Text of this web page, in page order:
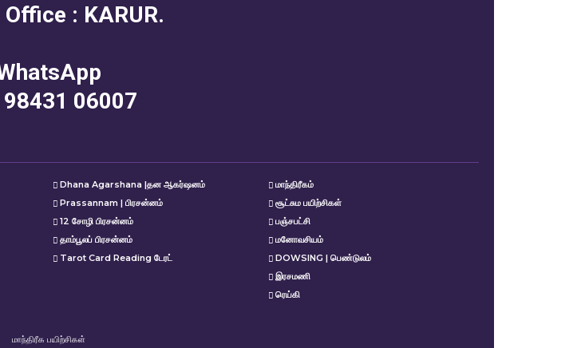
: KARUR.
98431 06007
Dhana Agarshana |தன ஆகர்ஷனம்
Prassannam | பிரசன்னம்
12 சோழி பிரசன்னம்
தாம்பூலப் பிரசன்னம்
Tarot Card Reading டேரட்
மாந்திரீகம்
சூட்சும பயிற்சிகள்
பஞ்சபட்சி
மனோவசியம்
DOWSING | பெண்டுலம்
இரசமணி
ரெய்கி
மாந்திரீக பயிற்சிகள்